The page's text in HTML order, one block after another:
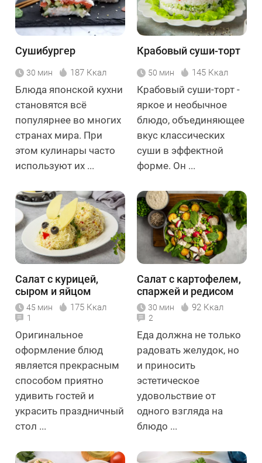
Сушибургер
30 мин 187 Ккал
Блюда японской кухни
становятся всё
популярнее во многих
странах мира. При
этом кулинары часто
используют их ...
Крабовый суши-торт
50 мин 145 Ккал
Крабовый суши-торт -
яркое и необычное
блюдо, объединяющее
вкус классических
суши в эффектной
форме. Он ...
Салат с курицей,
сыром и яйцом
«Кролик»
45 мин 175 Ккал
1
Оригинальное
оформление блюд
является прекрасным
способом приятно
удивить гостей и
украсить праздничный
стол ...
Салат с картофелем,
спаржей и редисом
30 мин 92 Ккал
2
Еда должна не только
радовать желудок, но
и приносить
эстетическое
удовольствие от
одного взгляда на
блюдо ...